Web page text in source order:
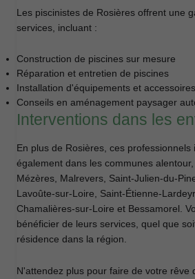
Les piscinistes de Rosières offrent une
services, incluant :
Construction de piscines sur mesure
Réparation et entretien de piscines
Installation d'équipements et accessoires
Conseils en aménagement paysager
Interventions dans les
En plus de Rosières, ces professionnels
également dans les communes
Mézères, Malrevers, Saint-Julien-du-
Lavoûte-sur-Loire, Saint-Étienne-
Chamalières-sur-Loire et Bessamorel.
bénéficier de leurs services, quel que
résidence dans la région.
N'attendez plus pour faire de votre rêve